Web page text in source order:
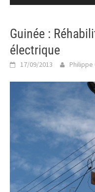
Guinée :
électrique
17/09/2013